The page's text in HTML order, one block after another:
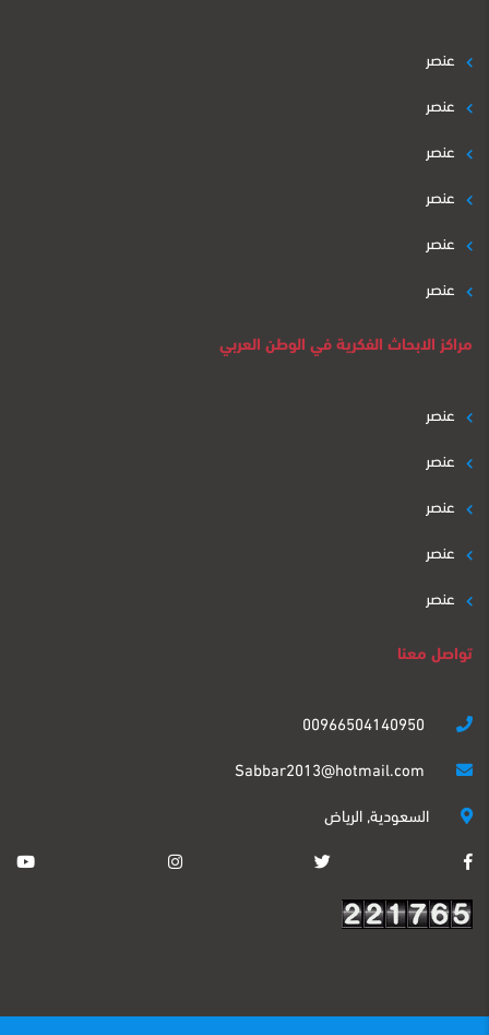
عنصر
عنصر
عنصر
عنصر
عنصر
عنصر
مراكز الابحاث الفكرية في الوطن العربي
عنصر
عنصر
عنصر
عنصر
عنصر
تواصل معنا
السعودية, الرياض